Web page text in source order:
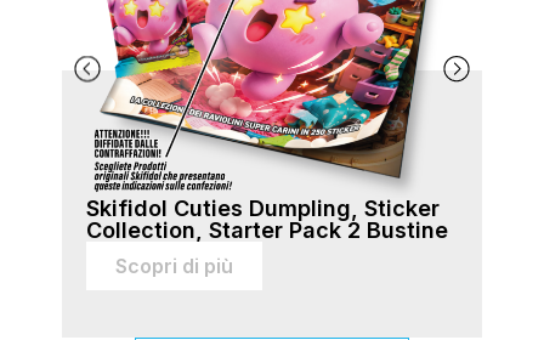
Skifidol Cuties Dumpling, Sticker
Collection, Starter Pack 2 Bustine
Scopri di più